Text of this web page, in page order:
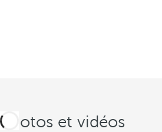
Photos et vidéos